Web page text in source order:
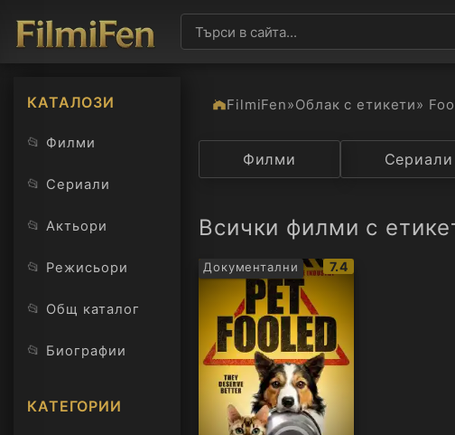
КАТАЛОЗИ
📂 Филми
📂 Сериали
📂 Актьори
📂 Режисьори
📂 Общ каталог
📂 Биографии
КАТЕГОРИИ
FilmiFen»Облак с етикети»
Категория Държава
Филми Сериали
Всички филми с
Документални
IMDb
рейтинг:
7.4